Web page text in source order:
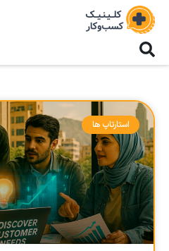
استارتاپ ها